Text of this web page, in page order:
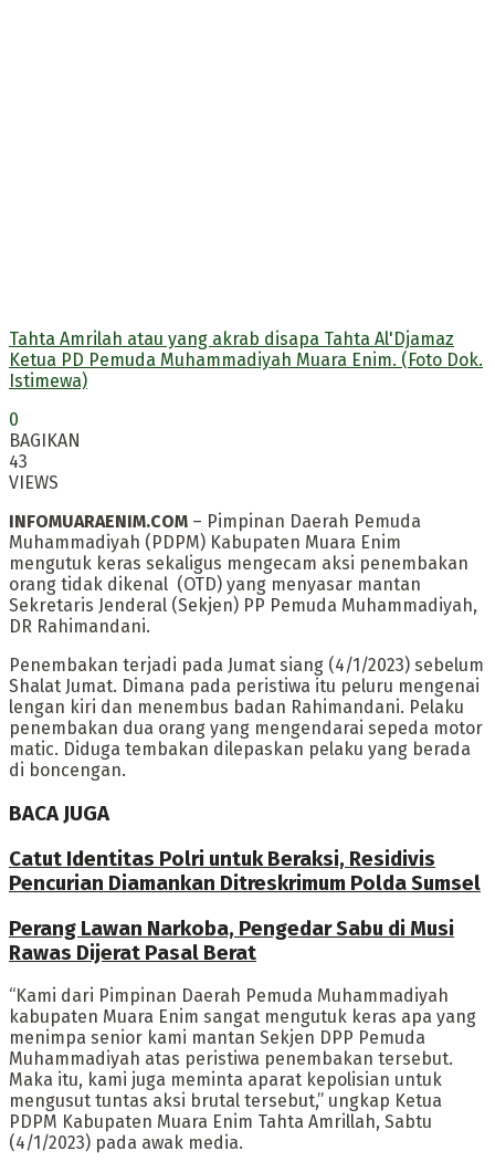
Tahta Amrilah atau yang akrab disapa Tahta Al'Djamaz
Ketua PD Pemuda Muhammadiyah Muara Enim. (Foto Dok.
Istimewa)
0
BAGIKAN
43
VIEWS
INFOMUARAENIM.COM – Pimpinan Daerah Pemuda
Muhammadiyah (PDPM) Kabupaten Muara Enim
mengutuk keras sekaligus mengecam aksi penembakan
orang tidak dikenal (OTD) yang menyasar mantan
Sekretaris Jenderal (Sekjen) PP Pemuda Muhammadiyah,
DR Rahimandani.
Penembakan terjadi pada Jumat siang (4/1/2023) sebelum
Shalat Jumat. Dimana pada peristiwa itu peluru mengenai
lengan kiri dan menembus badan Rahimandani. Pelaku
penembakan dua orang yang mengendarai sepeda motor
matic. Diduga tembakan dilepaskan pelaku yang berada
di boncengan.
BACA JUGA
Catut Identitas Polri untuk Beraksi, Residivis
Pencurian Diamankan Ditreskrimum Polda Sumsel
Perang Lawan Narkoba, Pengedar Sabu di Musi
Rawas Dijerat Pasal Berat
“Kami dari Pimpinan Daerah Pemuda Muhammadiyah
kabupaten Muara Enim sangat mengutuk keras apa yang
menimpa senior kami mantan Sekjen DPP Pemuda
Muhammadiyah atas peristiwa penembakan tersebut.
Maka itu, kami juga meminta aparat kepolisian untuk
mengusut tuntas aksi brutal tersebut,” ungkap Ketua
PDPM Kabupaten Muara Enim Tahta Amrillah, Sabtu
(4/1/2023) pada awak media.